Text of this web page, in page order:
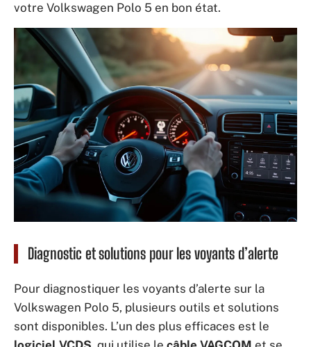
votre Volkswagen Polo 5 en bon état.
Diagnostic et solutions pour les voyants d’alerte
Pour diagnostiquer les voyants d’alerte sur la
Volkswagen Polo 5, plusieurs outils et solutions
sont disponibles. L’un des plus efficaces est le